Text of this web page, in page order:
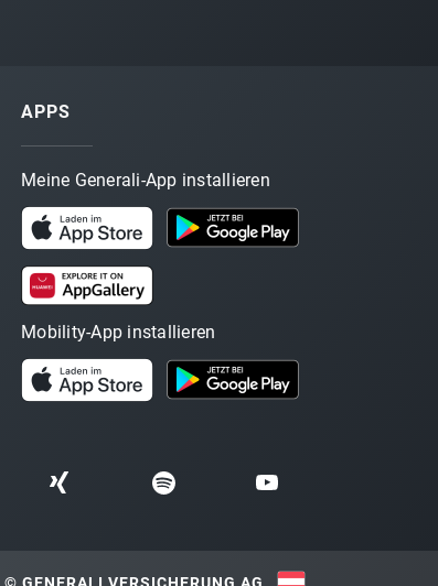
APPS
Meine Generali-App installieren
Mobility-App installieren
© GENERALI VERSICHERUNG AG